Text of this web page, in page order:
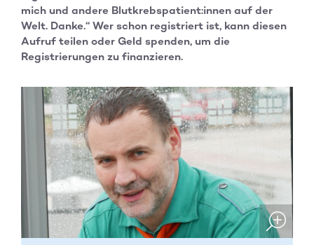
mich und andere Blutkrebspatient:innen auf der
Welt. Danke.“ Wer schon registriert ist, kann diesen
Aufruf teilen oder Geld spenden, um die
Registrierungen zu finanzieren.